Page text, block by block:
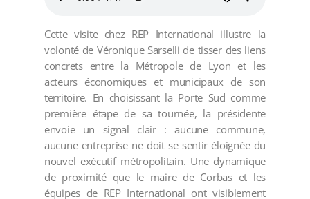
Cette visite chez REP International illustre la
volonté de Véronique Sarselli de tisser des liens
concrets entre la Métropole de Lyon et les
acteurs économiques et municipaux de son
territoire. En choisissant la Porte Sud comme
première étape de sa tournée, la présidente
envoie un signal clair : aucune commune,
aucune entreprise ne doit se sentir éloignée du
nouvel exécutif métropolitain. Une dynamique
de proximité que le maire de Corbas et les
équipes de REP International ont visiblement